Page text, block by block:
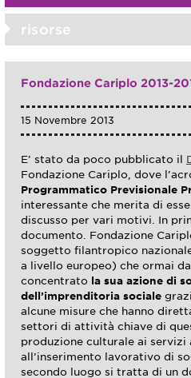
risorse
Fondazione Cariplo 2013-
15 Novembre 2013
E’ stato da poco pubblicato il
Fondazione Cariplo, dove
Programmatico Previsionale
interessante che merita di
discusso per vari motivi. In
documento. Fondazione
soggetto filantropico
a livello europeo) che ormai
concentrato la sua azione di
dell’imprenditoria sociale
alcune misure che hanno
settori di attività chiave di
produzione culturale ai servizi
all’inserimento lavorativo di
secondo luogo si tratta di un